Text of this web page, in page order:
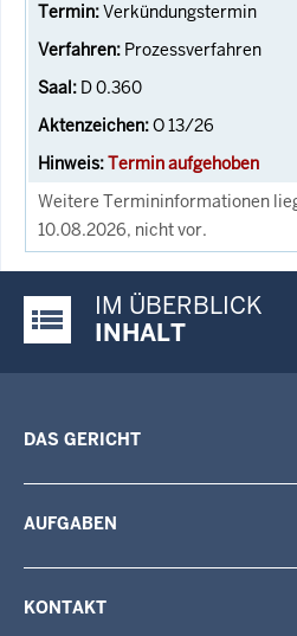
Verkündungstermin
Prozessverfahren
D 0.360
O 13/26
Termin aufgehoben
Weitere Termininformationen
10.08.2026, nicht vor.
Justiz-Portal im
IM ÜBERBLICK
INHALT
DAS GERICHT
AUFGABEN
KONTAKT